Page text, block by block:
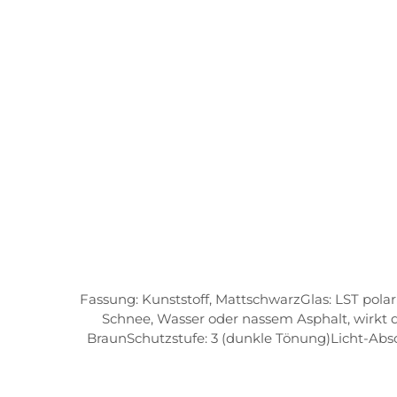
Fassung: Kunststoff, MattschwarzGlas: LST
Schnee, Wasser oder nassem Asphalt,
BraunSchutzstufe: 3 (dunkle Tönung)Licht-